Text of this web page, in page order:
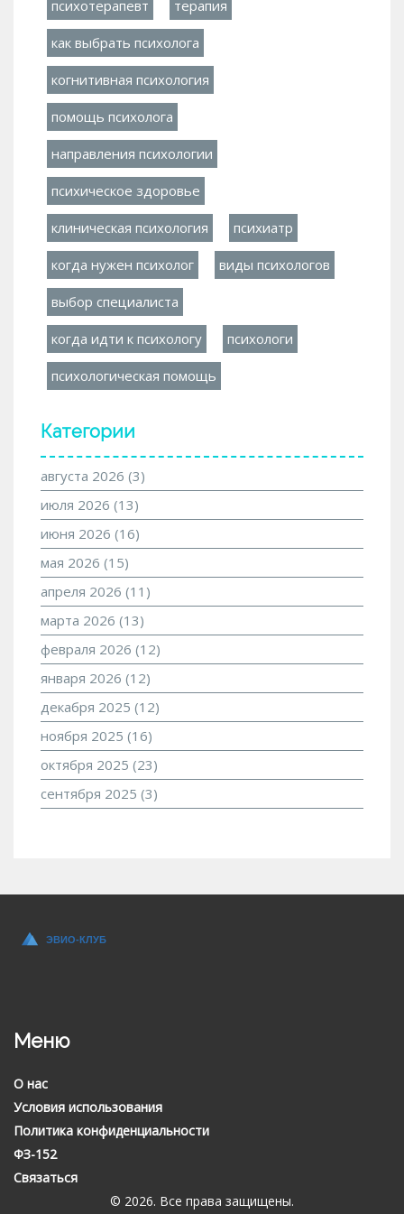
психотерапевт терапия
как выбрать психолога
когнитивная психология
помощь психолога
направления психологии
психическое здоровье
клиническая психология психиатр
когда нужен психолог виды психологов
выбор специалиста
когда идти к психологу психологи
психологическая помощь
Категории
августа 2026 (3)
июля 2026 (13)
июня 2026 (16)
мая 2026 (15)
апреля 2026 (11)
марта 2026 (13)
февраля 2026 (12)
января 2026 (12)
декабря 2025 (12)
ноября 2025 (16)
октября 2025 (23)
сентября 2025 (3)
Меню
О нас
Условия использования
Политика конфиденциальности
ФЗ-152
Связаться
© 2026. Все права защищены.